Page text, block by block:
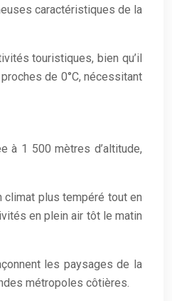
caractéristiques de la
touristiques, bien qu’il
de 0°C, nécessitant
à 1 500 mètres d’altitude,
climat plus tempéré tout en
en plein air tôt le matin
les paysages de la
métropoles côtières.